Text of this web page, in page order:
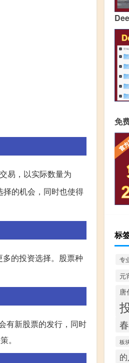
易，以实际数量为
择的机会，同时也使得
的投资选择。股票种
有新股票的发行，同时
。
免
标
专
元
唐
板
的